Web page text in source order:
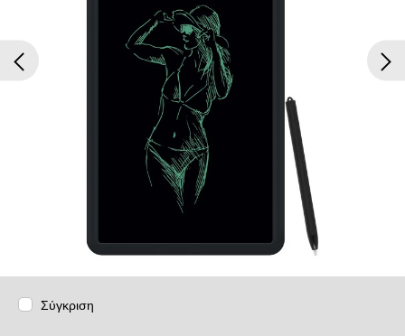
ΥΓΕΊΑ ΚΑΙ ΟΜΟΡΦΙΆ
ΕΊΔΗ ΓΡΑΦΕΊΟΥ ΚΑΙ ΚΑΛΏΔΙΑ
Σύγκριση